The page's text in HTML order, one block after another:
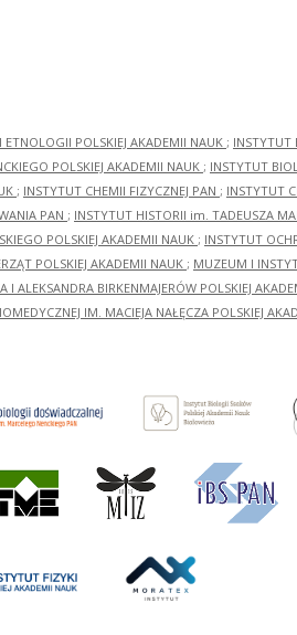
POLSKIEJ AKADEMII NAUK ; INSTYTUT
POLSKIEJ AKADEMII NAUK ; INSTYTUT
; INSTYTUT CHEMII FIZYCZNEJ PAN ; INSTYTUT
PAN ; INSTYTUT HISTORII im. TADEUSZA
POLSKIEJ AKADEMII NAUK ; INSTYTUT
POLSKIEJ AKADEMII NAUK ; MUZEUM I
ALEKSANDRA BIRKENMAJERÓW POLSKIEJ
IM. MACIEJA NAŁĘCZA POLSKIEJ